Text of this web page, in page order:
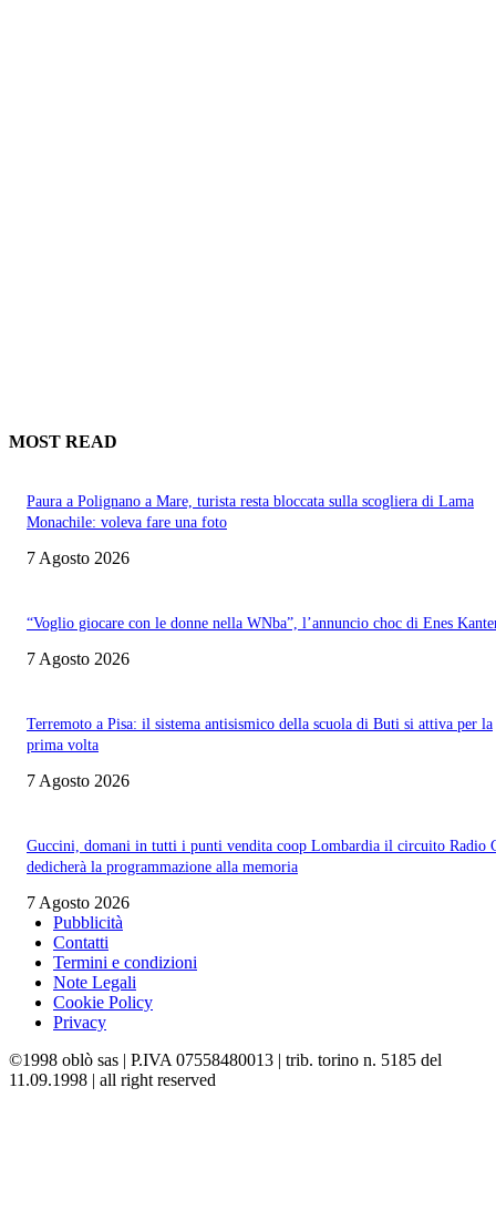
MOST READ
Paura a Polignano a Mare, turista resta bloccata sulla scogliera di Lama
Monachile: voleva fare una foto
7 Agosto 2026
“Voglio giocare con le donne nella WNba”, l’annuncio choc di Enes
7 Agosto 2026
Terremoto a Pisa: il sistema antisismico della scuola di Buti si attiva per la
prima volta
7 Agosto 2026
Guccini, domani in tutti i punti vendita coop Lombardia il circuito Radio
dedicherà la programmazione alla memoria
7 Agosto 2026
Pubblicità
Contatti
Termini e condizioni
Note Legali
Cookie Policy
Privacy
©1998 oblò sas | P.IVA 07558480013 | trib. torino n. 5185 del
11.09.1998 | all right reserved